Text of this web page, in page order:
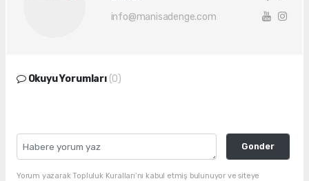
info@manisadenge.com
Okuyu Yorumları (0)
Gonder
Yorum yazarak Topluluk Kuralları’nı kabul etmiş bulunuyor ve siteye